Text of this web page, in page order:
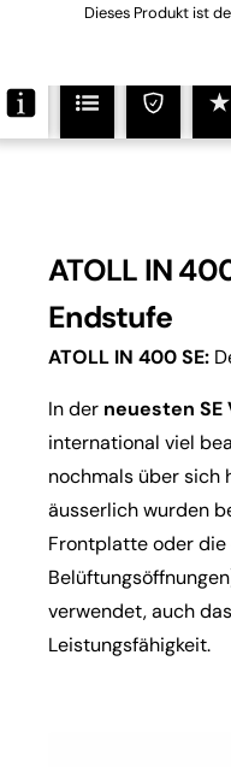
Dieses Produkt ist
ATOLL IN
Endstufe
ATOLL IN 400 SE:
In der neuesten SE
international viel
nochmals über sich
äusserlich wurden
Frontplatte oder
verwendet, auch
Leistungsfähigkeit.